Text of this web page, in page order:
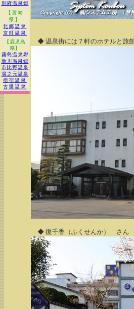
別府温泉郷
【宮崎
県】
北郷温泉
京町温泉
【鹿児島
県】
霧島温泉郷
新川温泉郷
市比野温泉
湯之元温泉
指宿温泉
古里温泉
◆ 温泉街には７軒のホテルと旅館
◆ 復千香（ふくせんか） さん